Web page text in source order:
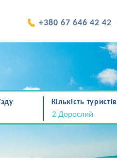
+380 67 646 42 42
Кількість туристів